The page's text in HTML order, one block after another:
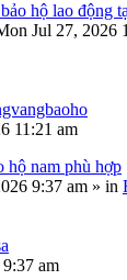
hộ lao động
Jul 27, 2026
11:21 am
hộ nam phù hợp
9:37 am » in
am